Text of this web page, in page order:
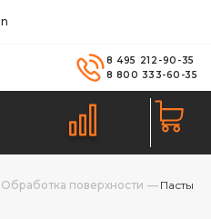
8 495 212-90-35
8 800 333-60-35
Обработка поверхности Пасты